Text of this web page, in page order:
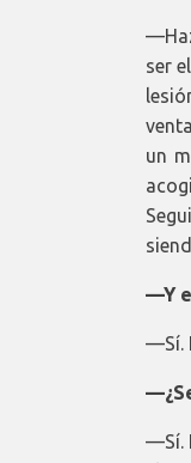
ser
un
—Y
—Sí.
—Sí.